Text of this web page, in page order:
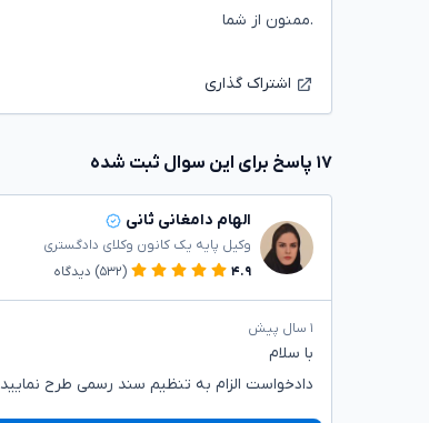
.ممنون از شما
اشتراک گذاری
۱۷ پاسخ برای این سوال ثبت شده
الهام دامغانی ثانی
وکیل پایه یک کانون وکلای دادگستری
۴.۹
(۵۳۲) دیدگاه
۱ سال پیش
با سلام
دادخواست الزام به تنظیم سند رسمی طرح نمایید